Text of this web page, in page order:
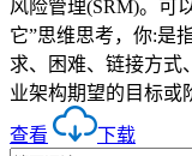
风险管理(SRM)。可
它”思维思考，你:是
求、困难、链接方式
业架构期望的目标或
查看 下载